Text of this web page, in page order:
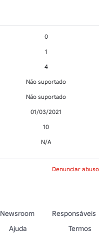
0
1
4
Não suportado
Não suportado
01/03/2021
10
N/A
Denunciar abuso
Newsroom
Responsáveis
Ajuda Termos